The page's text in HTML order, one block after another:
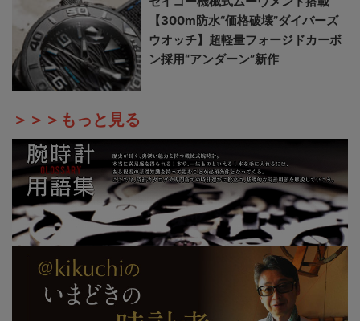
【300m防水“価格破壊”ダイバーズ
ウオッチ】超軽量フォージドカーボ
ン採用“アンダーン”新作
＞＞＞もっと見る